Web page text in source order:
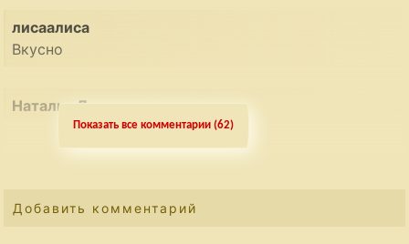
лисаалиса
Вкусно
Наталья Латти
Безумно вкусно!
Показать все комментарии (62)
Добавить комментарий